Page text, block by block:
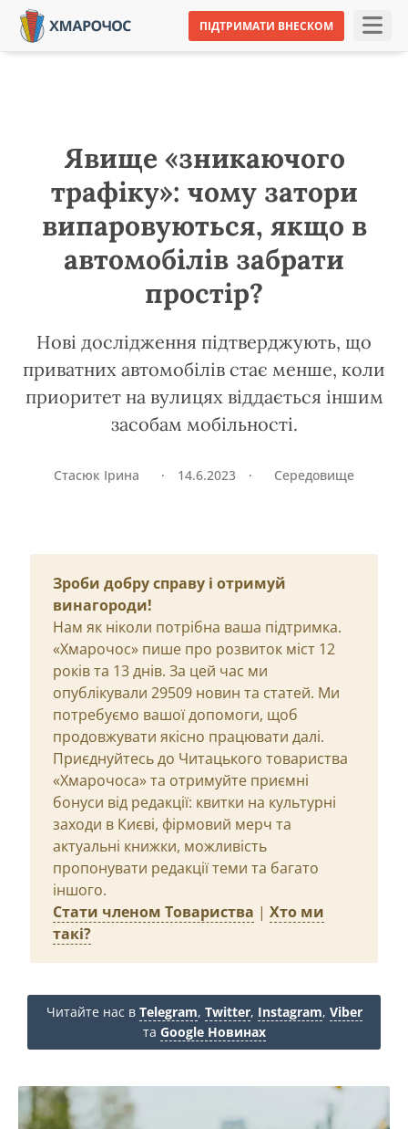
ПІДТРИМАТИ ВНЕСКОМ
Явище «зникаючого
трафіку»: чому затори
випаровуються, якщо в
автомобілів забрати
простір?
Нові дослідження підтверджують, що
приватних автомобілів стає менше, коли
приоритет на вулицях віддається іншим
засобам мобільності.
Стасюк Ірина · 14.6.2023 · Середовище
Зроби добру справу і отримуй
винагороди!
Нам як ніколи потрібна ваша підтримка.
«Хмарочос» пише про розвиток міст 12
років та 13 днів. За цей час ми
опублікували 29509 новин та статей. Ми
потребуємо вашої допомоги, щоб
продовжувати якісно працювати далі.
Приєднуйтесь до Читацького товариства
«Хмарочоса» та отримуйте приємні
бонуси від редакції: квитки на культурні
заходи в Києві, фірмовий мерч та
актуальні книжки, можливість
пропонувати редакції теми та багато
іншого.
Стати членом Товариства | Хто ми
такі?
Читайте нас в Telegram, Twitter, Instagram, Viber
та Google Новинах